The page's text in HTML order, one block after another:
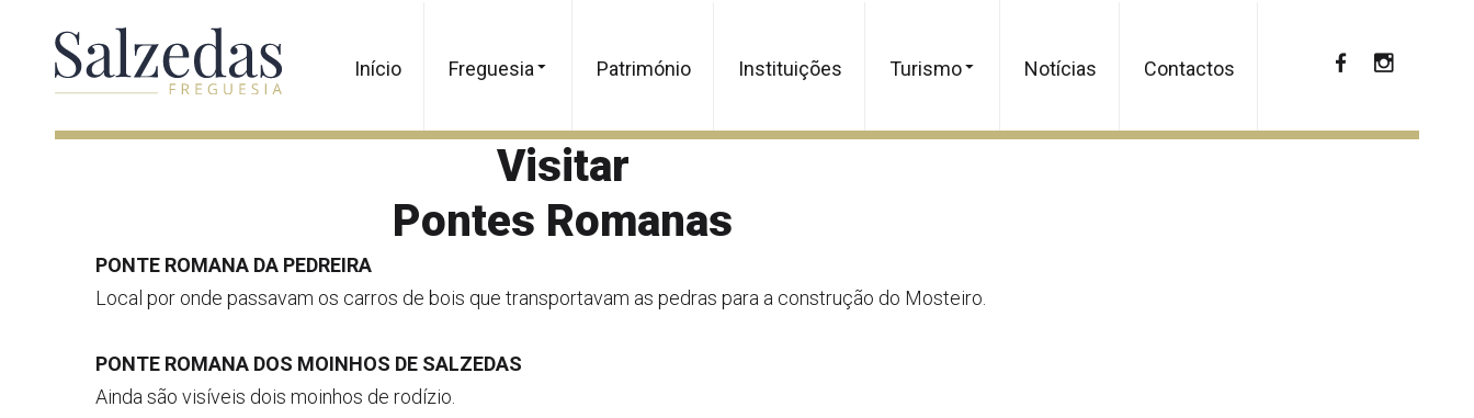
Início Freguesia Património Instituições Turismo Notícias Contactos
Visitar
Pontes Romanas
PONTE ROMANA DA PEDREIRA
Local por onde passavam os carros de bois que transportavam as pedras para a construção do Mosteiro.
PONTE ROMANA DOS MOINHOS DE SALZEDAS
Ainda são visíveis dois moinhos de rodízio.